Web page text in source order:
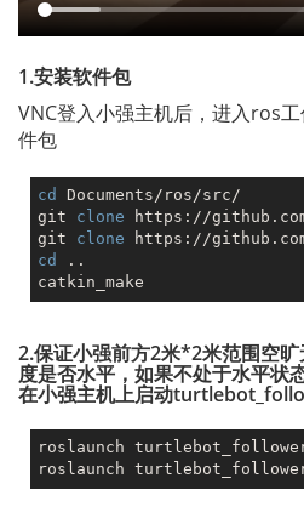
1.安装软件包
VNC登入小强主机后，进入ros
件包
cd
Documents/ros/src/
git clone https://
git clone
cd
..
2.保证小强前方2米*2米范围空
度是否水平，如果不处于水平状
在小强主机上启动
roslaunch
roslaunch